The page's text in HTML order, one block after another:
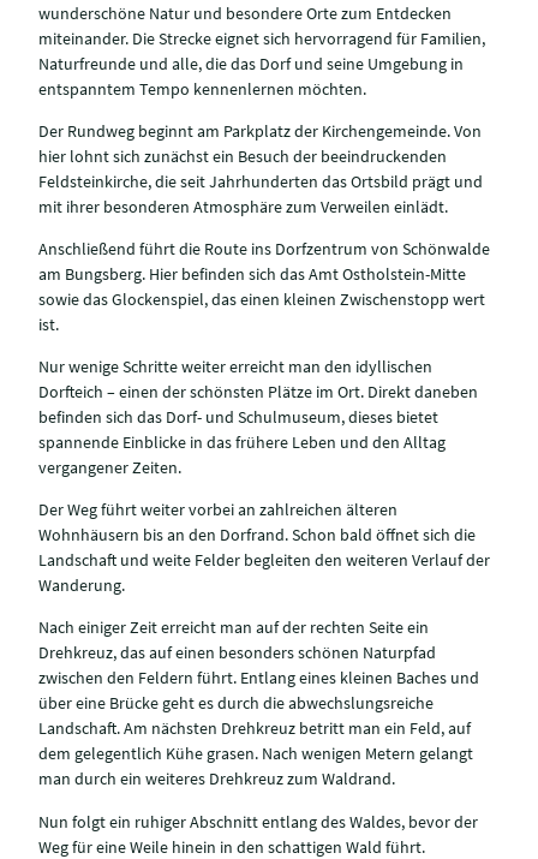
wunderschöne Natur und besondere Orte zum Entdecken
miteinander. Die Strecke eignet sich hervorragend für Familien,
Naturfreunde und alle, die das Dorf und seine Umgebung in
entspanntem Tempo kennenlernen möchten.
Der Rundweg beginnt am Parkplatz der Kirchengemeinde. Von
hier lohnt sich zunächst ein Besuch der beeindruckenden
Feldsteinkirche, die seit Jahrhunderten das Ortsbild prägt und
mit ihrer besonderen Atmosphäre zum Verweilen einlädt.
Anschließend führt die Route ins Dorfzentrum von Schönwalde
am Bungsberg. Hier befinden sich das Amt Ostholstein-Mitte
sowie das Glockenspiel, das einen kleinen Zwischenstopp wert
ist.
Nur wenige Schritte weiter erreicht man den idyllischen
Dorfteich – einen der schönsten Plätze im Ort. Direkt daneben
befinden sich das Dorf- und Schulmuseum, dieses bietet
spannende Einblicke in das frühere Leben und den Alltag
vergangener Zeiten.
Der Weg führt weiter vorbei an zahlreichen älteren
Wohnhäusern bis an den Dorfrand. Schon bald öffnet sich die
Landschaft und weite Felder begleiten den weiteren Verlauf der
Wanderung.
Nach einiger Zeit erreicht man auf der rechten Seite ein
Drehkreuz, das auf einen besonders schönen Naturpfad
zwischen den Feldern führt. Entlang eines kleinen Baches und
über eine Brücke geht es durch die abwechslungsreiche
Landschaft. Am nächsten Drehkreuz betritt man ein Feld, auf
dem gelegentlich Kühe grasen. Nach wenigen Metern gelangt
man durch ein weiteres Drehkreuz zum Waldrand.
Nun folgt ein ruhiger Abschnitt entlang des Waldes, bevor der
Weg für eine Weile hinein in den schattigen Wald führt.